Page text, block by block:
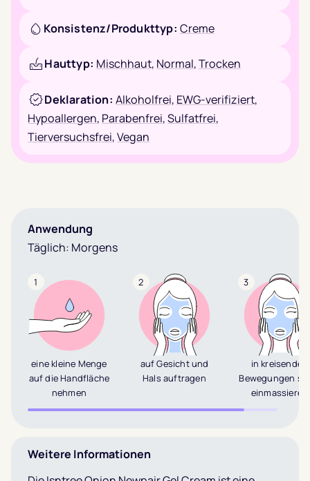
Konsistenz/Produkttyp: Creme
Hauttyp: Mischhaut, Normal,Trocken
Deklaration: Alkoholfrei, EWG-verifiziert,
Hypoallergen, Parabenfrei,Sulfatfrei,
Tierversuchsfrei,Vegan
Anwendung
Täglich: Morgens
1
eine kleine Menge
auf die Handfläche
nehmen
2
auf Gesicht und
Hals auftragen
3
in kreisenden
Bewegungen
einmassieren
Weitere Informationen